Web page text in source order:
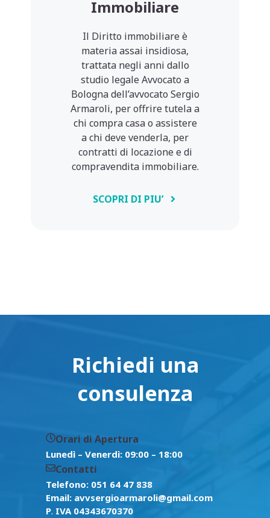
Immobiliare
Il Diritto immobiliare è
materia assai insidiosa,
trattata negli anni dallo
studio legale Avvocato a
Bologna dell’avvocato Sergio
Armaroli, per offrire tutela a
chi compra casa o assistere
a chi deve venderla, per
contratti di locazione e di
compravendita immobiliare.
SCOPRI DI PIU’
Richiedi una
consulenza​
Orari di Apertura
Lunedì – Venerdì: 09:00 – 18:00​
Contatti​
Telefono: 051 64 47 838
Email: avvsergioarmaroli@gmail.com
P. IVA 04343670370